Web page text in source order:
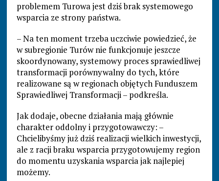
problemem Turowa jest dziś brak systemowego
wsparcia ze strony państwa.
– Na ten moment trzeba uczciwie powiedzieć, że
w subregionie Turów nie funkcjonuje jeszcze
skoordynowany, systemowy proces sprawiedliwej
transformacji porównywalny do tych, które
realizowane są w regionach objętych Funduszem
Sprawiedliwej Transformacji – podkreśla.
Jak dodaje, obecne działania mają głównie
charakter oddolny i przygotowawczy: –
Chcielibyśmy już dziś realizacji wielkich inwestycji,
ale z racji braku wsparcia przygotowujemy region
do momentu uzyskania wsparcia jak najlepiej
możemy.